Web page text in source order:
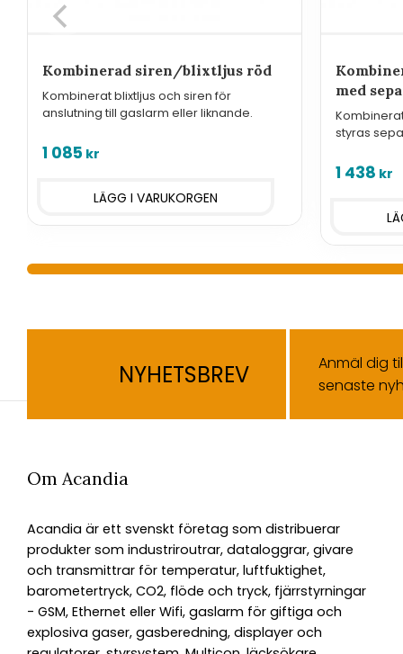
Kombinerad siren/blixtljus röd
Kombinerat blixtljus och siren för
anslutning till gaslarm eller liknande.
1 085 kr
med
styras
1 438 kr
NYHETSBREV
Anmäl dig
senaste
Om Acandia
Acandia är ett svenskt företag som distribuerar
produkter som industriroutrar, dataloggrar, givare
och transmittrar för temperatur, luftfuktighet,
barometertryck, CO2, flöde och tryck, fjärrstyrningar
- GSM, Ethernet eller Wifi, gaslarm för giftiga och
explosiva gaser, gasberedning, displayer och